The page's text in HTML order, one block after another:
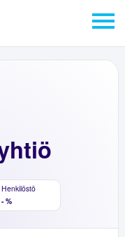
Henkilöstö
- %